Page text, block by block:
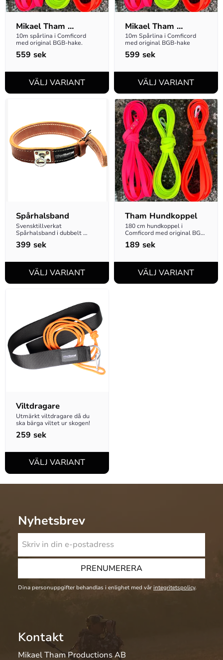
Mikael Tham
Spårlina 16mm
10m spårlina i Comficord
med original BGB-hake.
559 sek
Mikael Tham
Spårlina 19mm
10m Spårlina i Comficord
med original BGB-hake
599 sek
Spårhalsband
Svensktillverkat
Spårhalsband i dubbelt
råhudsläder -  hög kvalité
till rätt pris!
399 sek
Tham Hundkoppel
180 cm hundkoppel i
Comficord med original BGB-
hake
189 sek
Viltdragare
Utmärkt viltdragare då du
ska bärga viltet ur skogen!
259 sek
Nyhetsbrev
PRENUMERERA
Dina personuppgifter behandlas i enlighet med vår integritetspolicy.
Kontakt
Mikael Tham Productions AB